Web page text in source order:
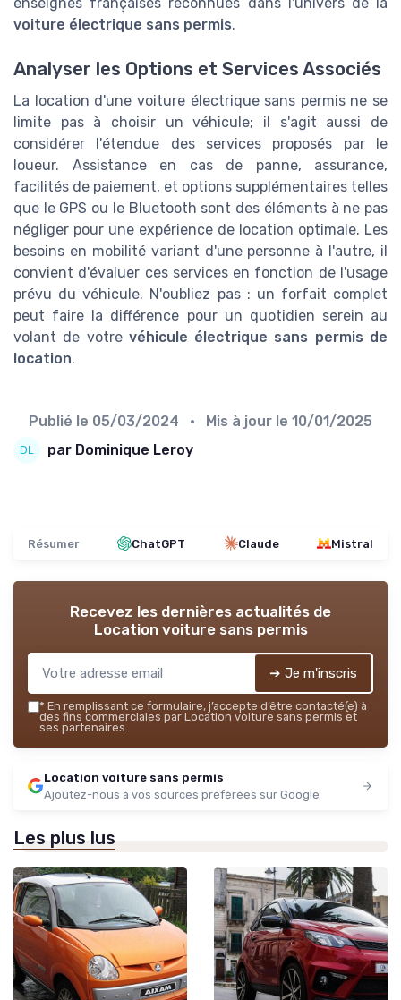
enseignes françaises reconnues dans l'univers de la
voiture électrique sans permis.
Analyser les Options et Services Associés
La location d'une voiture électrique sans permis ne se
limite pas à choisir un véhicule; il s'agit aussi de
considérer l'étendue des services proposés par le
loueur. Assistance en cas de panne, assurance,
facilités de paiement, et options supplémentaires telles
que le GPS ou le Bluetooth sont des éléments à ne pas
négliger pour une expérience de location optimale. Les
besoins en mobilité variant d'une personne à l'autre, il
convient d'évaluer ces services en fonction de l'usage
prévu du véhicule. N'oubliez pas : un forfait complet
peut faire la différence pour un quotidien serein au
volant de votre véhicule électrique sans permis de
location.
Publié le 05/03/2024 • Mis à jour le 10/01/2025
par Dominique Leroy
Résumer ChatGPT Claude Mistral
Recevez les dernières actualités de
Location voiture sans permis
➔ Je m'inscris
* En remplissant ce formulaire, j’accepte d’être contacté(e) à
des fins commerciales par Location voiture sans permis et
ses partenaires.
Location voiture sans permis
Ajoutez-nous à vos sources préférées sur Google
Les plus lus